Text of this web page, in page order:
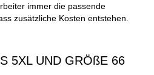
immer die passende
zusätzliche Kosten entstehen.
5XL UND GRÖßE 66